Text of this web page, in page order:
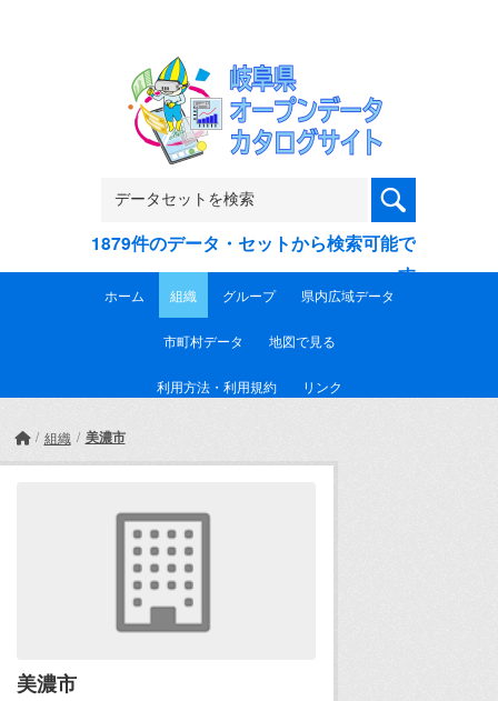
1879件のデータ・セットから検索可能で
す
ホーム 組織 グループ 県内広域データ
市町村データ 地図で見る
利用方法・利用規約 リンク
組織 美濃市
美濃市